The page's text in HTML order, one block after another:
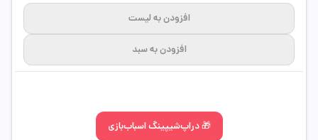
افزودن به لیست
افزودن به سبد
🎁 دراپ‌شیپینگ اسباب‌بازی